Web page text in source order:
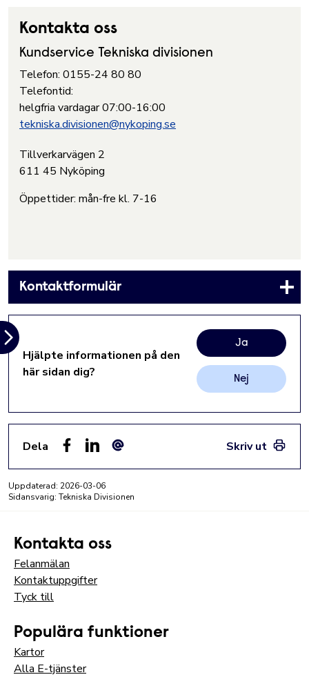
Kontakta oss
Kundservice Tekniska divisionen
Telefon: 0155-24 80 80
Telefontid:
helgfria vardagar 07:00-16:00
tekniska.divisionen@nykoping.se
Tillverkarvägen 2
611 45 Nyköping
Öppettider: mån-fre kl. 7-16
Kontaktformulär
Hjälpte informationen på den
här sidan dig?
Ja
Nej
Dela
Skriv ut
Uppdaterad: 2026-03-06
Sidansvarig: Tekniska Divisionen
Kontakta oss
Felanmälan
Kontaktuppgifter
Tyck till
Populära funktioner
Kartor
Alla E-tjänster